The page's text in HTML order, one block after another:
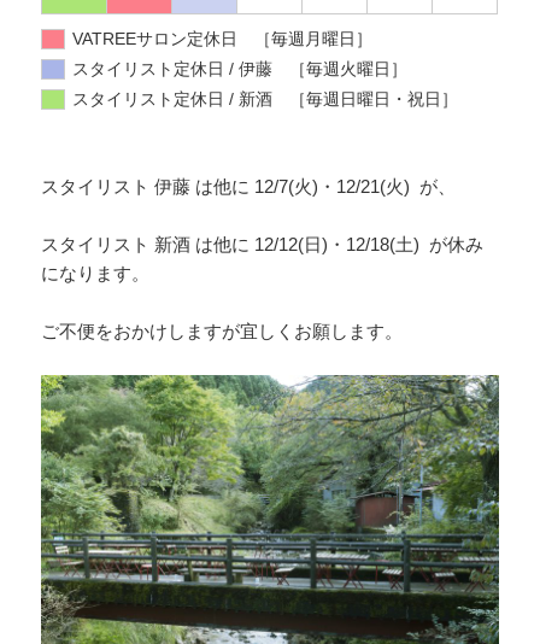
VATREEサロン定休日 ［毎週月曜日］
スタイリスト定休日 / 伊藤 ［毎週火曜日］
スタイリスト定休日 / 新酒 ［毎週日曜日・祝日］
スタイリスト 伊藤 は他に 12/7(火)・12/21(火) が、
スタイリスト 新酒 は他に 12/12(日)・12/18(土) が休み
になります。
ご不便をおかけしますが宜しくお願します。